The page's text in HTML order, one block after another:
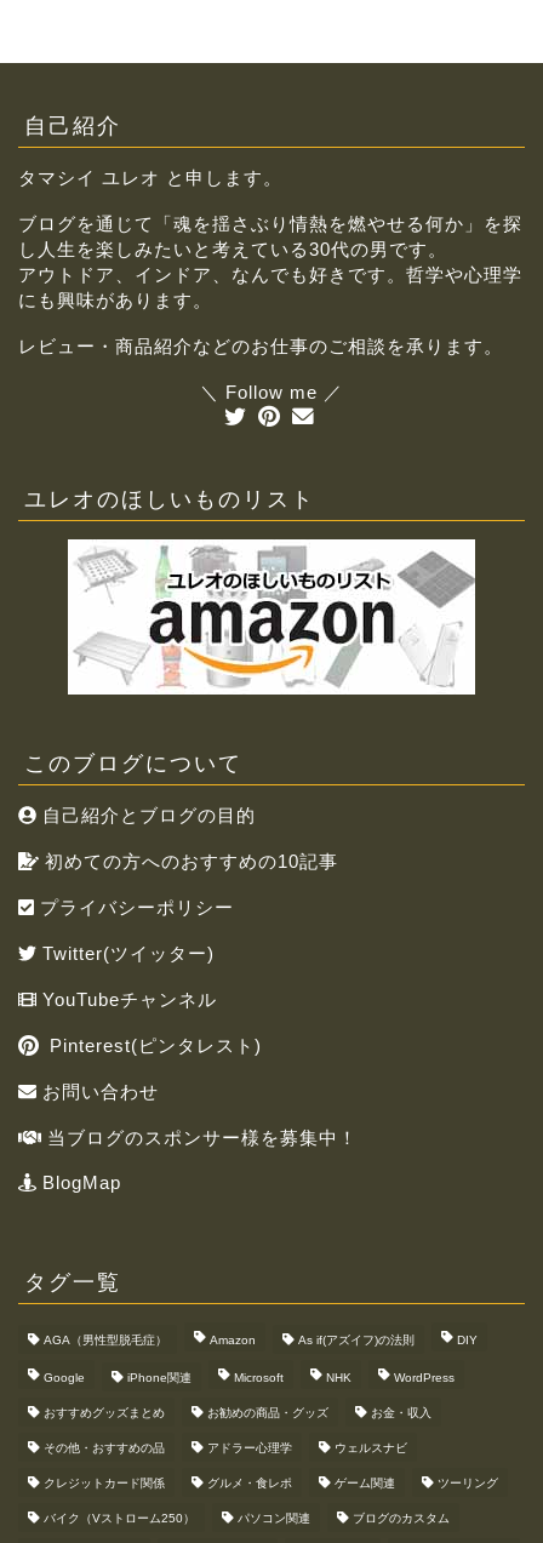
自己紹介
タマシイ ユレオ と申します。
ブログを通じて「魂を揺さぶり情熱を燃やせる何か」を探
し人生を楽しみたいと考えている30代の男です。
アウトドア、インドア、なんでも好きです。哲学や心理学
にも興味があります。
レビュー・商品紹介などのお仕事のご相談を承ります。
＼ Follow me ／
ユレオのほしいものリスト
このブログについて
自己紹介とブログの目的
初めての方へのおすすめの10記事
プライバシーポリシー
Twitter(ツイッター)
YouTubeチャンネル
Pinterest(ピンタレスト)
お問い合わせ
当ブログのスポンサー様を募集中！
BlogMap
タグ一覧
AGA（男性型脱毛症） Amazon As if(アズイフ)の法則 DIY
Google iPhone関連 Microsoft NHK WordPress
おすすめグッズまとめ お勧めの商品・グッズ お金・収入
その他・おすすめの品 アドラー心理学 ウェルスナビ
クレジットカード関係 グルメ・食レポ ゲーム関連 ツーリング
バイク（Vストローム250） パソコン関連 ブログのカスタム